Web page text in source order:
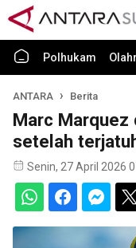
Polhukam
ANTARA Berita
Marc
setelah
Senin, 27 April 2026